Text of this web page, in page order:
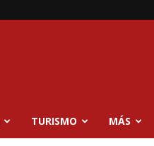
TURISMO MÁS